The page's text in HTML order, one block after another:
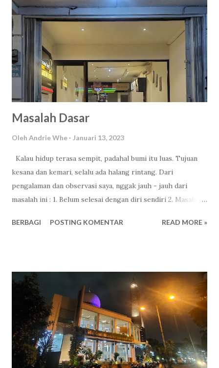
Kata - kata menjadi habis. Canvas perlu dilukis, diwarnai
dengan banyak menciptakan kenangan manis. Peace.
Masalah Dasar
Oleh Andrie Whe Januari 13, 2023
Kalau hidup terasa sempit, padahal bumi itu luas. Tujuan
kesana dan kemari, selalu ada halang rintang. Dari
pengalaman dan observasi saya, nggak jauh - jauh dari
masalah ini : 1. Belum selesai dengan diri sendiri 2. Masalah
menantu dan mertua 5. Masalah dengan saudara 6. Silahkan
sana juga. Iya nggak sih? Iyain aja. Ini bisa siapa saja ya,
termasuk saya, kamu, kita. Status pegawai, pengusaha ,
pekerja lepas dan lain sebagainya. Eh, sok tua lu Ndri!
Emang, udah tua gue dari dulu. Old soul approved.
BERBAGI POSTING KOMENTAR READ MORE »